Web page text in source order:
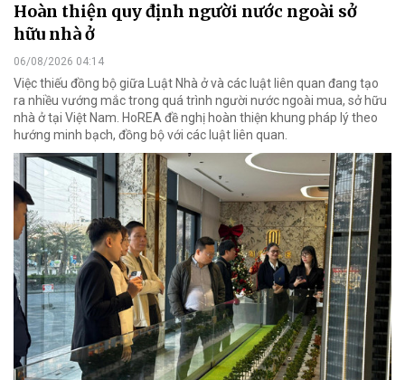
Hoàn thiện quy định người nước ngoài sở
hữu nhà ở
06/08/2026 04:14
Việc thiếu đồng bộ giữa Luật Nhà ở và các luật liên quan đang tạo
ra nhiều vướng mắc trong quá trình người nước ngoài mua, sở hữu
nhà ở tại Việt Nam. HoREA đề nghị hoàn thiện khung pháp lý theo
hướng minh bạch, đồng bộ với các luật liên quan.